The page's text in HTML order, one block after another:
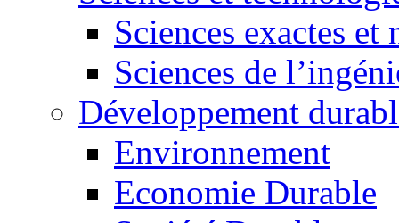
Sciences exactes et
Sciences de
Développement
Environnement
Economie Durable